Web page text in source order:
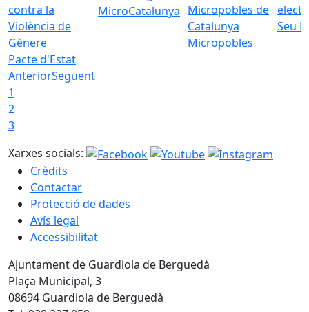
Pacte d'Estat
MicroCatalunya
Micropobles
Seu
AnteriorSegüent
1
2
3
Xarxes socials:
Crèdits
Contactar
Protecció de dades
Avís legal
Accessibilitat
Ajuntament de Guardiola de Berguedà
Plaça Municipal, 3
08694 Guardiola de Berguedà